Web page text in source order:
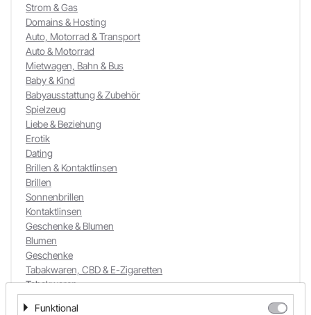
Strom & Gas
Domains & Hosting
Auto, Motorrad & Transport
Auto & Motorrad
Mietwagen, Bahn & Bus
Baby & Kind
Babyausstattung & Zubehör
Spielzeug
Liebe & Beziehung
Erotik
Dating
Brillen & Kontaktlinsen
Brillen
Sonnenbrillen
Kontaktlinsen
Geschenke & Blumen
Blumen
Geschenke
Tabakwaren, CBD & E-Zigaretten
Tabakwaren
CBD & E-Zigaretten
Funktional